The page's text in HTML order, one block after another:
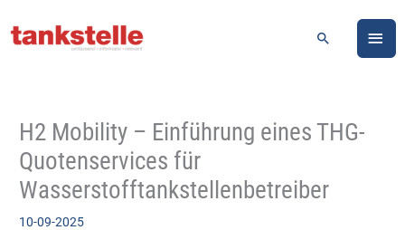
Inhalt
Suchen
H2 Mobility – Einführung eines THG-
Quotenservices für
Wasserstofftankstellenbetreiber
10-09-2025